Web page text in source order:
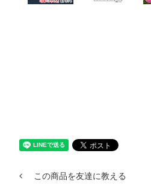
この商品を友達に教える